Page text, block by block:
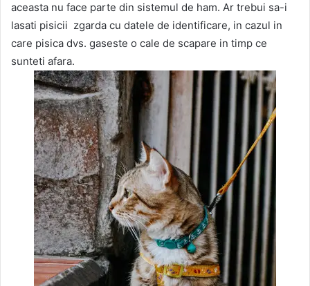
aceasta nu face parte din sistemul de ham. Ar trebui sa-i
lasati pisicii zgarda cu datele de identificare, in cazul in
care pisica dvs. gaseste o cale de scapare in timp ce
sunteti afara.